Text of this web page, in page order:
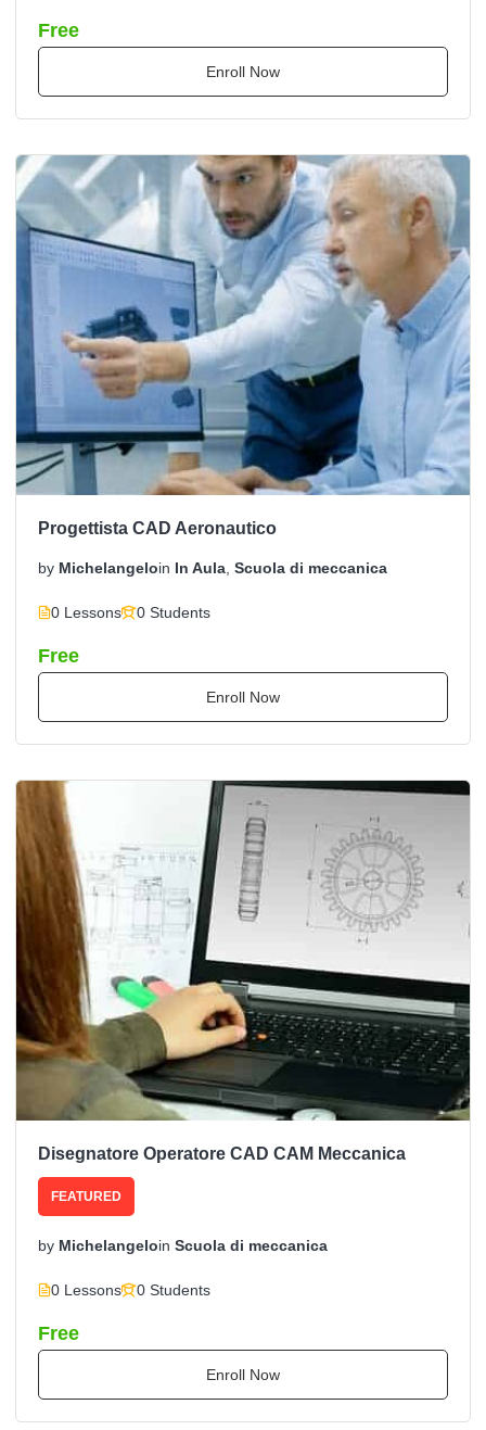
Free
Enroll Now
Progettista CAD Aeronautico
by Michelangeloin In Aula, Scuola di meccanica
0 Lessons 0 Students
Free
Enroll Now
Disegnatore Operatore CAD CAM Meccanica
FEATURED
by Michelangeloin Scuola di meccanica
0 Lessons 0 Students
Free
Enroll Now